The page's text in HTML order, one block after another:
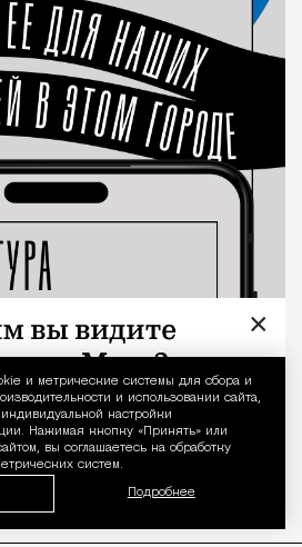
Уведомление
и метрические системы для сбора и
и использовании сайта,
настройки
Нажимая кнопку «Принять» или
вы соглашаетесь на обработку
систем.
Подробнее
×